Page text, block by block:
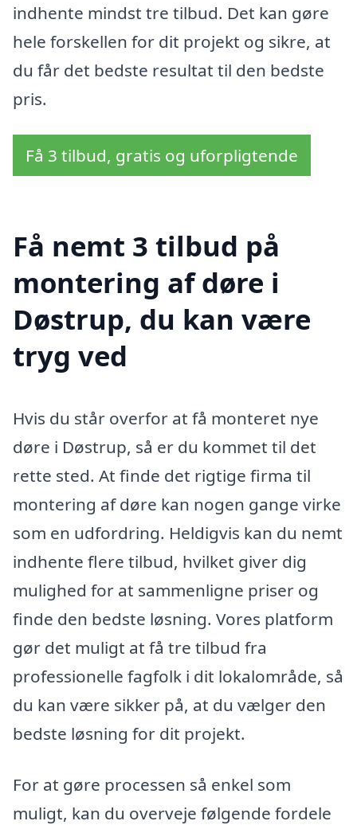
indhente mindst tre tilbud. Det kan gøre
hele forskellen for dit projekt og sikre, at
du får det bedste resultat til den bedste
pris.
Få 3 tilbud, gratis og uforpligtende
Få nemt 3 tilbud på
montering af døre i
Døstrup, du kan være
tryg ved
Hvis du står overfor at få monteret nye
døre i Døstrup, så er du kommet til det
rette sted. At finde det rigtige firma til
montering af døre kan nogen gange virke
som en udfordring. Heldigvis kan du nemt
indhente flere tilbud, hvilket giver dig
mulighed for at sammenligne priser og
finde den bedste løsning. Vores platform
gør det muligt at få tre tilbud fra
professionelle fagfolk i dit lokalområde, så
du kan være sikker på, at du vælger den
bedste løsning for dit projekt.
For at gøre processen så enkel som
muligt, kan du overveje følgende fordele